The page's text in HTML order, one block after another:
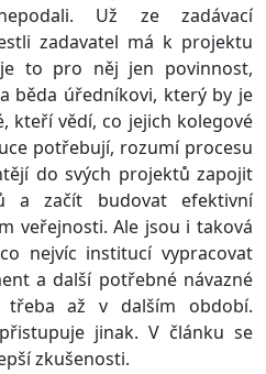
Už ze zadávací
zadavatel má k projektu
to pro něj jen povinnost,
běda úředníkovi, který by je
kteří vědí, co jejich kolegové
potřebují, rozumí procesu
do svých projektů zapojit
a začít budovat efektivní
veřejnosti. Ale jsou i taková
nejvíc institucí vypracovat
a další potřebné návazné
třeba až v dalším období.
jinak. V článku se
zkušenosti.